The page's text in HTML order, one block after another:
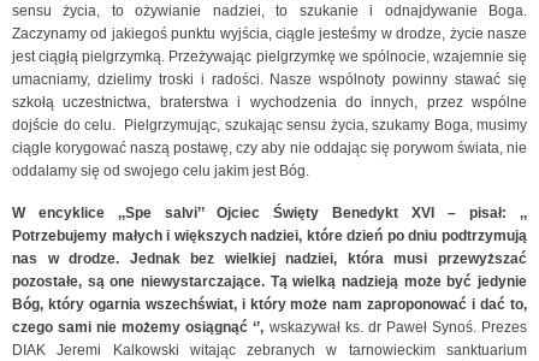
sensu życia, to ożywianie nadziei, to szukanie i odnajdywanie Boga.
Zaczynamy od jakiegoś punktu wyjścia, ciągle jesteśmy w drodze, życie nasze
jest ciągłą pielgrzymką. Przeżywając pielgrzymkę we spólnocie, wzajemnie się
umacniamy, dzielimy troski i radości. Nasze wspólnoty powinny stawać się
szkołą uczestnictwa, braterstwa i wychodzenia do innych, przez wspólne
dojście do celu. Pielgrzymując, szukając sensu życia, szukamy Boga, musimy
ciągle korygować naszą postawę, czy aby nie oddając się porywom świata, nie
oddalamy się od swojego celu jakim jest Bóg.
W encyklice ,,Spe salvi’’ Ojciec Święty Benedykt XVI – pisał: ,,
Potrzebujemy małych i większych nadziei, które dzień po dniu podtrzymują
nas w drodze. Jednak bez wielkiej nadziei, która musi przewyższać
pozostałe, są one niewystarczające. Tą wielką nadzieją może być jedynie
Bóg, który ogarnia wszechświat, i który może nam zaproponować i dać to,
czego sami nie możemy osiągnąć ‘’, wskazywał ks. dr Paweł Synoś. Prezes
DIAK Jeremi Kalkowski witając zebranych w tarnowieckim sanktuarium